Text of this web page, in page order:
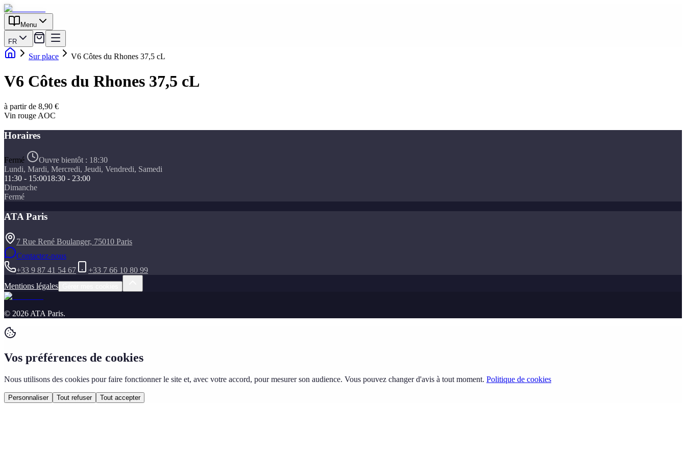
Menu
FR
Sur place V6 Côtes du Rhones 37,5 cL
V6 Côtes du Rhones 37,5 cL
à partir de 8,90 €
Vin rouge AOC
Horaires
Fermé Ouvre bientôt : 18:30
Lundi, Mardi, Mercredi, Jeudi, Vendredi, Samedi
11:30 - 15:0018:30 - 23:00
Dimanche
Fermé
ATA Paris
7 Rue René Boulanger, 75010 Paris
Contactez-nous
+33 9 87 41 54 67
+33 7 66 10 80 99
Mentions légales
© 2026 ATA Paris.
Vos préférences de cookies
Nous utilisons des cookies pour faire fonctionner le site et, avec votre accord, pour mesurer son audience. Vous pouvez changer d'avis à tout moment. Politique de cookies
Personnaliser Tout refuser Tout accepter